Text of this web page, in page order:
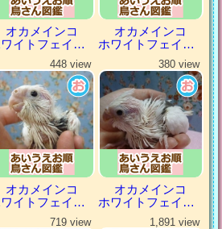
オカメインコ
ホワイトフェイスシナモンパール
オカメインコ
ホワイトフェイスシナモンパイド
448 view
オカメインコ
ホワイトフェイスパイド
380 view
オカメインコ
ホワイトフェイスヘビーパイド
719 view 1,891 view